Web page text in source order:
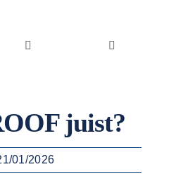
Toggle
English
Toggle
Sectoren
juist?
01/2026